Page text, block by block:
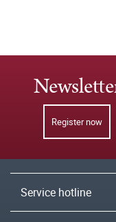
Register now
Service hotline